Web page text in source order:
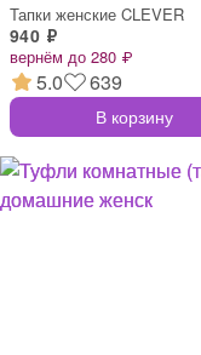
Тапки женские CLEVER
940 ₽
вернём до 280 ₽
5.0 639
В корзину